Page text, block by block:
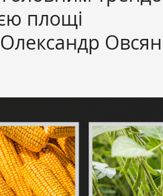
площі